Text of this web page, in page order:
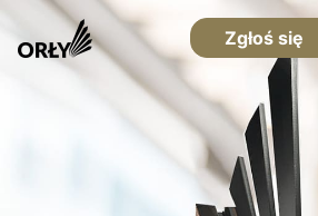
Zgłoś się